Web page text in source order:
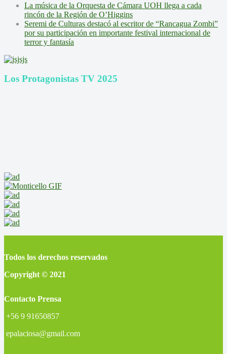
La música de la Orquesta de Cámara UOH llega a cada
rincón de la Región de O’Higgins
Seremi de Culturas destacó al escritor de “Rancagua Zombi”
por su participación en importante festival internacional de
terror y fantasía
Los Protagonistas TV 2025
Todos los derechos reservados
Copyright © 2021
Contacto Prensa
+56 9 91650857
epalaciosa@gmail.com